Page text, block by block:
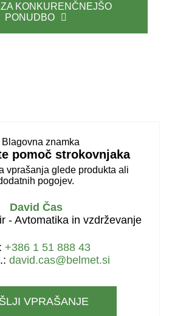
KONKURENČNEJŠO
PONUDBO
pomoč strokovnjaka
vprašanja glede produkta ali
pogojev.
David Čas
- Avtomatika in vzdrževanje
+386 1 51 888 43
david.cas@belmet.si
VPRAŠANJE